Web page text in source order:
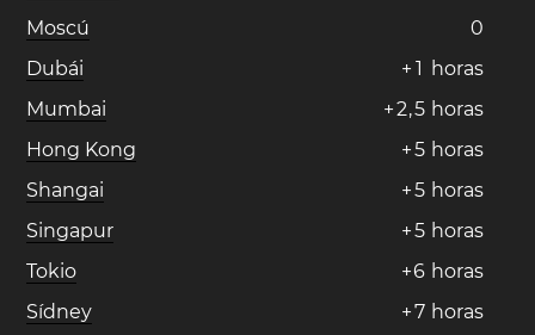
Moscú
0
Dubái
+ 1 horas
Mumbai
+2,5 horas
Hong Kong
+5 horas
Shangai
+5 horas
Singapur
+5 horas
Tokio
+6 horas
Sídney
+7 horas